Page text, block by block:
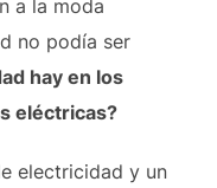
a la moda
no podía ser
hay en los
eléctricas?
electricidad y un